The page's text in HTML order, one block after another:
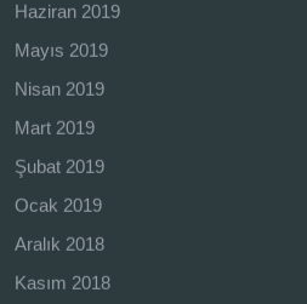
Haziran 2019
Mayıs 2019
Nisan 2019
Mart 2019
Şubat 2019
Ocak 2019
Aralık 2018
Kasım 2018